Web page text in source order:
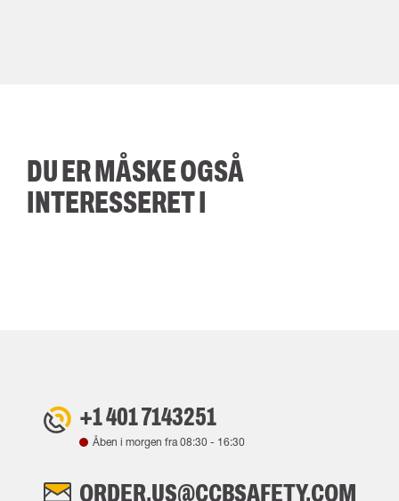
DU ER MÅSKE OGSÅ
INTERESSERET I
+1 401 7143251
Åben i morgen fra08:30- 16:30
ORDER.US@CCBSAFETY.COM